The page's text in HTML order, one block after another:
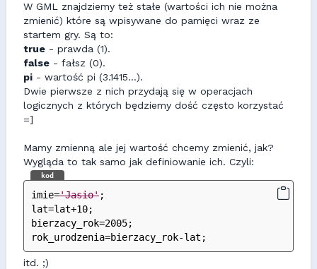
W GML znajdziemy też stałe (wartości ich nie można
zmienić) które są wpisywane do pamięci wraz ze
startem gry. Są to:
true - prawda (1).
false - fałsz (0).
pi - wartość pi (3.1415...).
Dwie pierwsze z nich przydają się w operacjach
logicznych z których będziemy dość często korzystać
=]
Mamy zmienną ale jej wartość chcemy zmienić, jak?
Wygląda to tak samo jak definiowanie ich. Czyli:
kod
imie='Jasio';
lat=lat+10;
bierzacy_rok=2005;
rok_urodzenia=bierzacy_rok-lat;
itd. ;)